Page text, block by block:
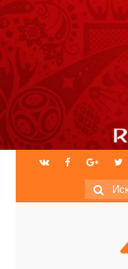
Искать: